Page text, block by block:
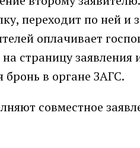
переходит по ней и
оплачивает
страницу заявления
бронь в органе ЗАГС.
совместное